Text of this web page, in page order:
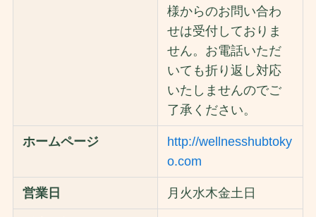
様からのお問い合わ
せは受付しておりま
せん。お電話いただ
いても折り返し対応
いたしませんのでご
了承ください。
ホームページ
http://wellnesshubtoky
o.com
営業日 月火水木金土日